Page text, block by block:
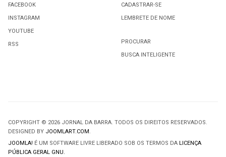
FACEBOOK
INSTAGRAM
YOUTUBE
RSS
CADASTRAR-SE
LEMBRETE DE NOME
PROCURAR
BUSCA INTELIGENTE
COPYRIGHT © 2026 JORNAL DA BARRA. TODOS OS DIREITOS RESERVADOS.
DESIGNED BY JOOMLART.COM.
JOOMLA! É UM SOFTWARE LIVRE LIBERADO SOB OS TERMOS DA LICENÇA
PÚBLICA GERAL GNU.